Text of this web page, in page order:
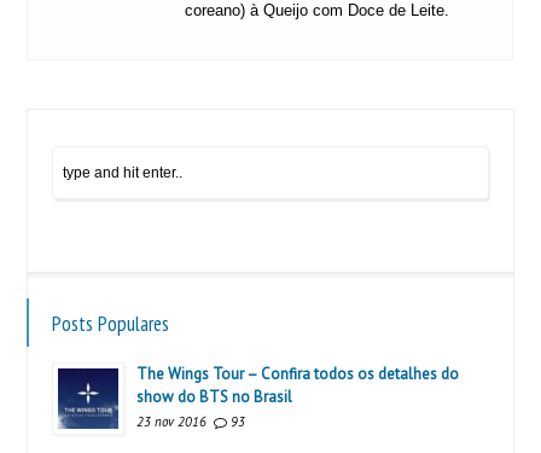
coreano) à Queijo com Doce de Leite.
Posts Populares
The Wings Tour – Confira todos os detalhes do
show do BTS no Brasil
23 nov 2016 93